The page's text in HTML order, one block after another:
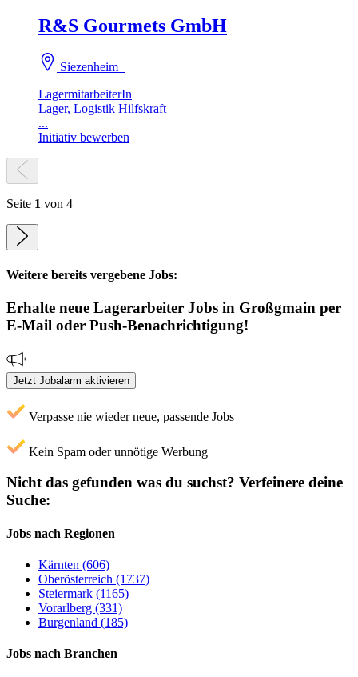
R&S Gourmets GmbH
Siezenheim
LagermitarbeiterIn
Lager, Logistik Hilfskraft
...
Initiativ bewerben
Seite 1 von 4
Weitere bereits vergebene Jobs:
Erhalte neue Lagerarbeiter Jobs in Großgmain per
E-Mail oder Push-Benachrichtigung!
Jetzt Jobalarm aktivieren
Verpasse nie wieder neue, passende Jobs
Kein Spam oder unnötige Werbung
Nicht das gefunden was du suchst? Verfeinere deine
Suche:
Jobs nach Regionen
Kärnten (606)
Oberösterreich (1737)
Steiermark (1165)
Vorarlberg (331)
Burgenland (185)
Jobs nach Branchen